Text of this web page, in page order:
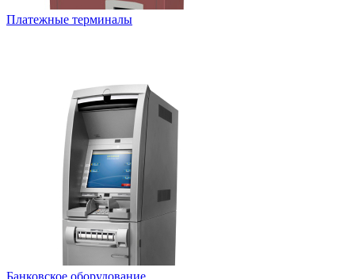
Платежные терминалы
Банковское оборудование